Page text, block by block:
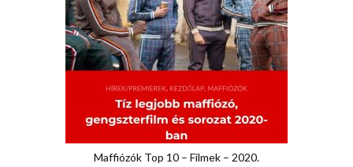
Maffiózók Top 10 – Filmek – 2020.